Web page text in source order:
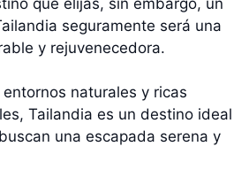
seguramente será una
y rejuvenecedora.
naturales y ricas
Tailandia es un destino ideal
una escapada serena y